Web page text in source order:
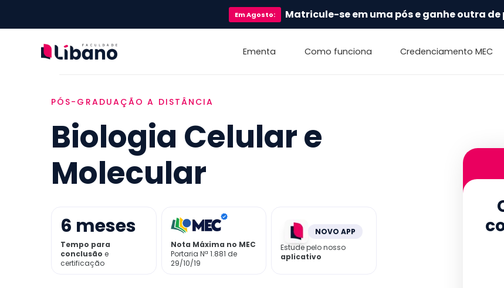
EmAgosto: Matricule-se em uma pós e ganhe outra de
Ementa Como funciona Credenciamento MEC
PÓS-GRADUAÇÃO A DISTÂNCIA
Biologia Celular e
Molecular
6 meses
Tempo para
conclusão e
certificação
Nota Máxima no MEC
Portaria Nª 1.881 de
29/10/19
NOVO APP
Estude pelo nosso
aplicativo